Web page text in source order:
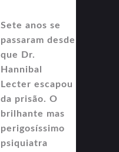
Sete anos se
passaram desde
que Dr.
Hannibal
Lecter escapou
da prisão. O
brilhante mas
perigosíssimo
psiquiatra